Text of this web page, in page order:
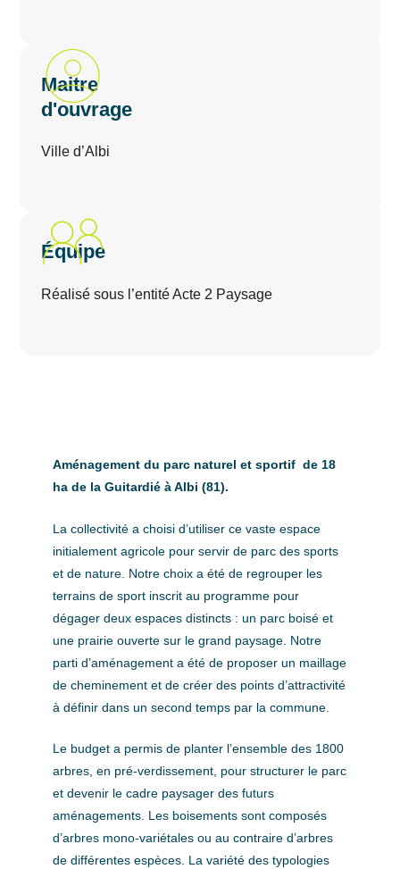
Maitre
d'ouvrage
Ville d’Albi
Équipe
Réalisé sous l’entité Acte 2 Paysage
Aménagement du parc naturel et sportif de 18
ha de la Guitardié à Albi (81).
La collectivité a choisi d’utiliser ce vaste espace
initialement agricole pour servir de parc des sports
et de nature. Notre choix a été de regrouper les
terrains de sport inscrit au programme pour
dégager deux espaces distincts : un parc boisé et
une prairie ouverte sur le grand paysage. Notre
parti d’aménagement a été de proposer un maillage
de cheminement et de créer des points d’attractivité
à définir dans un second temps par la commune.
Le budget a permis de planter l’ensemble des 1800
arbres, en pré-verdissement, pour structurer le parc
et devenir le cadre paysager des futurs
aménagements. Les boisements sont composés
d’arbres mono-variétales ou au contraire d’arbres
de différentes espèces. La variété des typologies